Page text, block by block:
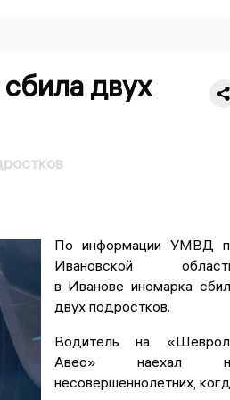
двух
По информации УМВД
Ивановской
в Иванове иномарка
двух подростков.
Водитель на
Авео» наехал
несовершеннолетних,